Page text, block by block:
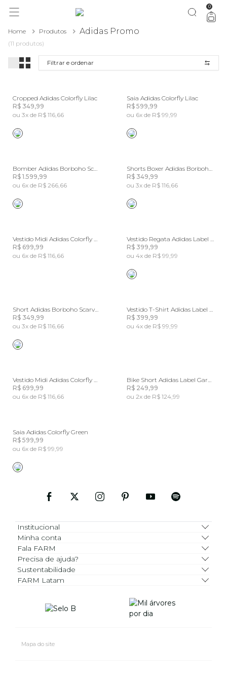
você merece 30% OFF pra comemorar com a gente aproveita! 0
Home Produtos Adidas Promo
(11 produtos)
Filtrar e ordenar
Cropped Adidas Colorfly Lilac
R$ 349,99
ou 3x de R$ 116,66
Saia Adidas Colorfly Lilac
R$ 599,99
ou 6x de R$ 99,99
Bomber Adidas Borboho Scarves Lilac
R$ 1.599,99
ou 6x de R$ 266,66
Shorts Boxer Adidas Borboho Scarves
R$ 349,99
ou 3x de R$ 116,66
Vestido Midi Adidas Colorfly Lilac
R$ 699,99
ou 6x de R$ 116,66
Vestido Regata Adidas Label Garden Lilac
R$ 399,99
ou 4x de R$ 99,99
Short Adidas Borboho Scarves Green
R$ 349,99
ou 3x de R$ 116,66
Vestido T-Shirt Adidas Label Garden
R$ 399,99
ou 4x de R$ 99,99
Vestido Midi Adidas Colorfly Green
R$ 699,99
ou 6x de R$ 116,66
Bike Short Adidas Label Garden
R$ 249,99
ou 2x de R$ 124,99
Saia Adidas Colorfly Green
R$ 599,99
ou 6x de R$ 99,99
Institucional
Minha conta
Fala FARM
Precisa de ajuda?
Sustentabilidade
FARM Latam
Mapa do site